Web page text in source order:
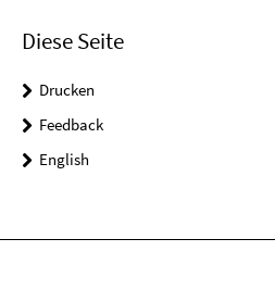
Diese Seite
Drucken
Feedback
English